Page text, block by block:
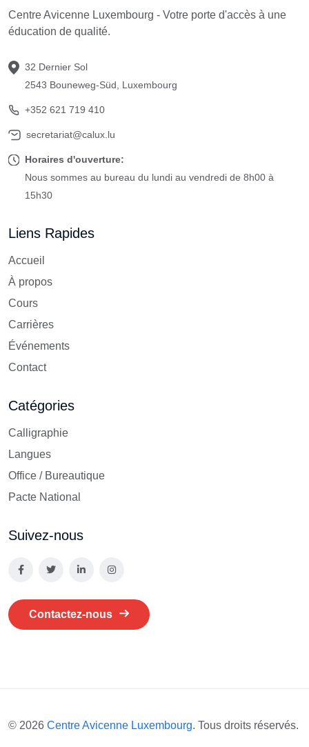
Centre Avicenne Luxembourg - Votre porte d'accès à une
éducation de qualité.
32 Dernier Sol
2543 Bouneweg-Süd, Luxembourg
+352 621 719 410
secretariat@calux.lu
Horaires d'ouverture:
Nous sommes au bureau du lundi au vendredi de 8h00 à
15h30
Liens Rapides
Accueil
À propos
Cours
Carrières
Événements
Contact
Catégories
Calligraphie
Langues
Office / Bureautique
Pacte National
Suivez-nous
Contactez-nous
© 2026 Centre Avicenne Luxembourg. Tous droits réservés.